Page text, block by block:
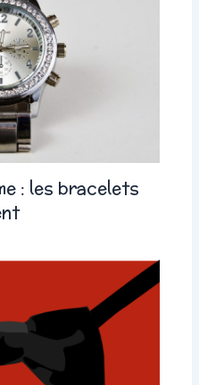
: les bracelets